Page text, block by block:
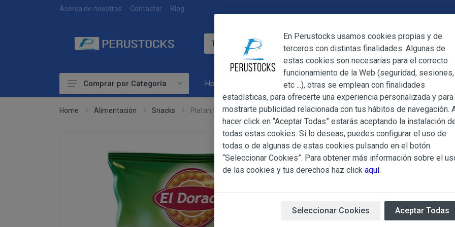
Acerca de nosotros Contactar Blog
Accesorios
Productos Frescos
Superalimentos
Comprar por Categoría Home Megamenu Mi cuenta Blog
Home Alimentación Snacks Platanitos con sal El Dorado 100g
Platanitos
100g
Platanitos Saladosde la
disponible en Perustocks
Unión Europea.
OBJETO
Información
Básica
sobre
Protección
de Datos
Las presentes Condiciones Generales regulan la adquisición de los productos
web www.perustocks.es, del que es titular ALBERT SALA CIGÜELA y
YACARINE (en adelante, PERUSTOCKS).
La adquisición de cualesquiera de los productos conlleva la aceptación plena y
y cada una de las Condiciones Generales que se indican, sin perjuicio de la
Condiciones Particulares que pudieran ser de aplicación al adquirir
DEVOLUCIONES
Cerrar
En Perustocks usamos cookies propias y de
terceros con distintas finalidades. Algunas de
estas cookies son necesarias para el correcto
funcionamiento de la Web (seguridad, sesiones,
etc ...), otras se emplean con finalidades
estadísticas, para ofrecerte una experiencia personalizada y para
mostrarte publicidad relacionada con tus hábitos de navegación.
hacer click en “Aceptar Todas” estarás aceptando la instalación
todas estas cookies. Si lo deseas, puedes configurar el uso de
todas o de algunas de estas cookies pulsando en el botón
“Seleccionar Cookies”. Para obtener más información sobre el
de las cookies y tus derechos haz click aquí.
Seleccionar Cookies Aceptar Todas